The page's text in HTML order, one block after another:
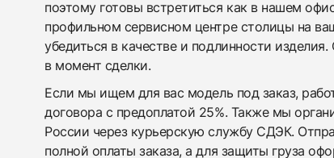
поэтому готовы встретиться как в нашем
профильном сервисном центре столицы на
убедиться в качестве и подлинности
в момент сделки.
Если мы ищем для вас модель под заказ,
договора с предоплатой 25%. Также мы
России через курьерскую службу СДЭК.
полной оплаты заказа, а для защиты груза